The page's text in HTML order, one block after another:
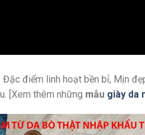
Đặc điểm linh hoạt bền bỉ, Mịn
[Xem thêm những mẫu giày da